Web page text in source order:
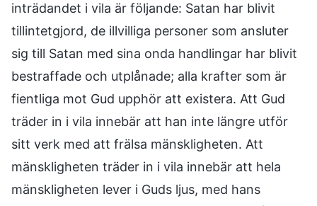
inträdandet i vila är följande: Satan har blivit
tillintetgjord, de illvilliga personer som ansluter
sig till Satan med sina onda handlingar har blivit
bestraffade och utplånade; alla krafter som är
fientliga mot Gud upphör att existera. Att Gud
träder in i vila innebär att han inte längre utför
sitt verk med att frälsa mänskligheten. Att
mänskligheten träder in i vila innebär att hela
mänskligheten lever i Guds ljus, med hans